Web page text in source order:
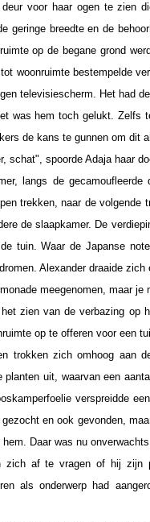
voor haar ogen te zien
geringe breedte en de
op de begane grond
woonruimte bestempelde
televisiescherm. Het had
was hem toch gelukt. Zelfs
de kans te gunnen om dit
schat", spoorde Adaja haar
langs de
trekken, naar de
de slaapkamer. De
tuin. Waar de Japanse
Alexander draaide
meegenomen, maar je
zien van de verbazing op
op te offeren voor een
trokken zich omhoog aan
planten uit, waarvan een
verspreidde
en ook gevonden,
hem. Daar was nu
zich af te vragen of hij zijn
als onderwerp had